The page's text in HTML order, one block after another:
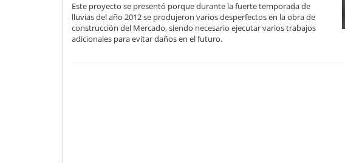
Este proyecto se presentó porque durante la fuerte temporada de
lluvias del año 2012 se produjeron varios desperfectos en la obra de
construcción del Mercado, siendo necesario ejecutar varios trabajos
adicionales para evitar daños en el futuro.